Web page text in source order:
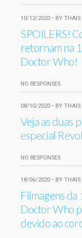
10/12/2020 • BY THAIS
SPOILERS!
retornam na
Doctor Who!
NO RESPONSES
08/10/2020 • BY THAIS
Veja as duas
especial
NO RESPONSES
18/06/2020 • BY THAIS
Filmagens da
Doctor Who
devido ao